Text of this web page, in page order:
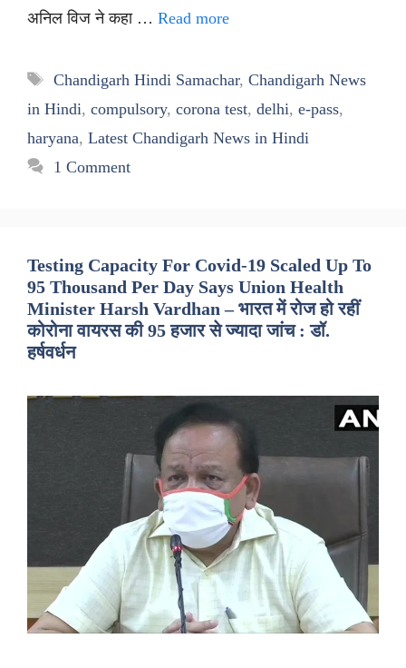
अनिल विज ने कहा … Read more
Tags
Chandigarh Hindi Samachar, Chandigarh News
in Hindi, compulsory, corona test, delhi, e-pass,
haryana, Latest Chandigarh News in Hindi
1 Comment
Testing Capacity For Covid-19 Scaled Up To
95 Thousand Per Day Says Union Health
Minister Harsh Vardhan – भारत में रोज हो रहीं
कोरोना वायरस की 95 हजार से ज्यादा जांच : डॉ.
हर्षवर्धन